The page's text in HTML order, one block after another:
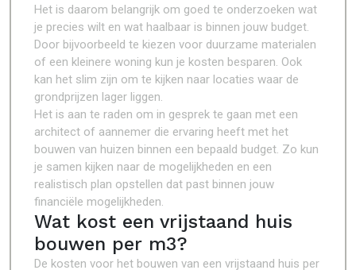
Het is daarom belangrijk om goed te onderzoeken wat
je precies wilt en wat haalbaar is binnen jouw budget.
Door bijvoorbeeld te kiezen voor duurzame materialen
of een kleinere woning kun je kosten besparen. Ook
kan het slim zijn om te kijken naar locaties waar de
grondprijzen lager liggen.
Het is aan te raden om in gesprek te gaan met een
architect of aannemer die ervaring heeft met het
bouwen van huizen binnen een bepaald budget. Zo kun
je samen kijken naar de mogelijkheden en een
realistisch plan opstellen dat past binnen jouw
financiële mogelijkheden.
Wat kost een vrijstaand huis
bouwen per m3?
De kosten voor het bouwen van een vrijstaand huis per